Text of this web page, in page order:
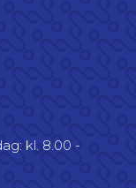
kl. 8.00 -